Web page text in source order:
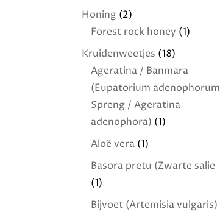
Honing (2)
Forest rock honey (1)
Kruidenweetjes (18)
Ageratina / Banmara
(Eupatorium adenophorum
Spreng / Ageratina
adenophora) (1)
Aloë vera (1)
Basora pretu (Zwarte salie
(1)
Bijvoet (Artemisia vulgaris)